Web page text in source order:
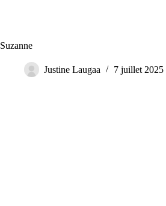
Suzanne
Justine Laugaa 7 juillet 2025